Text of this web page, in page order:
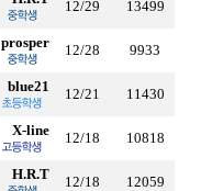
12/29 13499
prosper 12/28 9933
blue21 12/21 11430
X-line 12/18 10818
H.R.T 12/18 12059